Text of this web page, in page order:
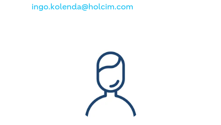
ingo.kolenda@holcim.com